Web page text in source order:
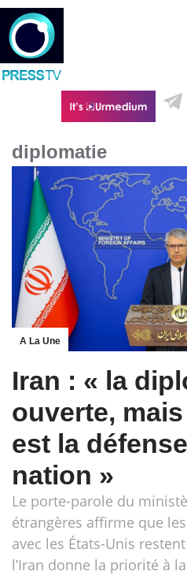
diplomatie
A La Une
Iran : « la
ouverte,
est la
nation »
Le porte-parole du
étrangères affirme que
avec les États-Unis
l’Iran donne la priorité à